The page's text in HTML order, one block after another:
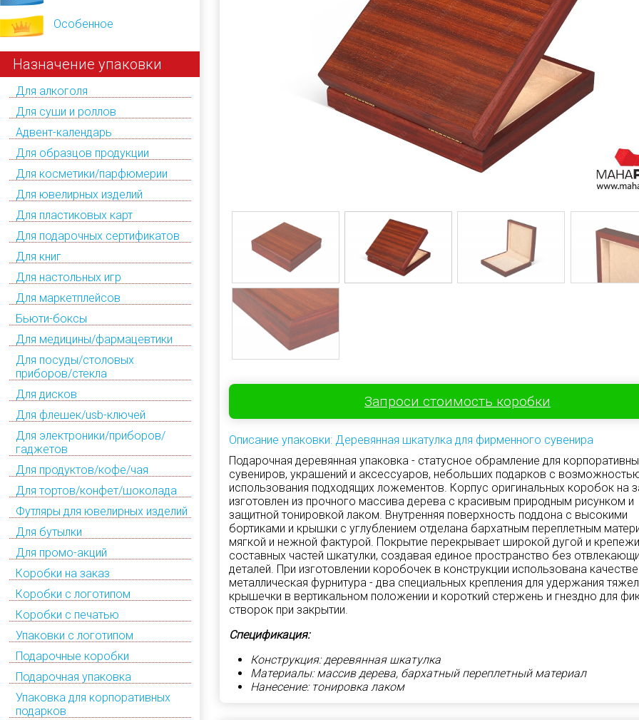
Особенное
Назначение упаковки
Для алкоголя
Для суши и роллов
Адвент-календарь
Для образцов продукции
Для косметики/парфюмерии
Для ювелирных изделий
Для пластиковых карт
Для подарочных сертификатов
Для книг
Для настольных игр
Для маркетплейсов
Бьюти-боксы
Для медицины/фармацевтики
Для посуды/столовых
приборов/стекла
Для дисков
Для флешек/usb-ключей
Для электроники/приборов/
гаджетов
Для продуктов/кофе/чая
Для тортов/конфет/шоколада
Футляры для ювелирных изделий
Для бутылки
Для промо-акций
Коробки на заказ
Коробки с логотипом
Коробки с печатью
Упаковки с логотипом
Подарочные коробки
Подарочная упаковка
Упаковка для корпоративных
подарков
Запроси стоимость коробки
Описание упаковки: Деревянная шкатулка для фирменного сувенира
Подарочная деревянная упаковка - статусное обрамление для
сувениров, украшений и аксессуаров, небольших подарков с
использования подходящих ложементов. Корпус оригинальных коробок на
изготовлен из прочного массива дерева с красивым природным рисунком и
защитной тонировкой лаком. Внутренняя поверхность поддона с высокими
бортиками и крышки с углублением отделана бархатным переплетным
мягкой и нежной фактурой. Покрытие перекрывает широкой дугой и крепежи
составных частей шкатулки, создавая единое пространство без
деталей. При изготовлении коробочек в конструкции использована
металлическая фурнитура - два специальных крепления для удержания
крышечки в вертикальном положении и короткий стержень и гнездно для
створок при закрытии.
Спецификация:
Конструкция: деревянная шкатулка
Материалы: массив дерева, бархатный переплетный материал
Нанесение: тонировка лаком